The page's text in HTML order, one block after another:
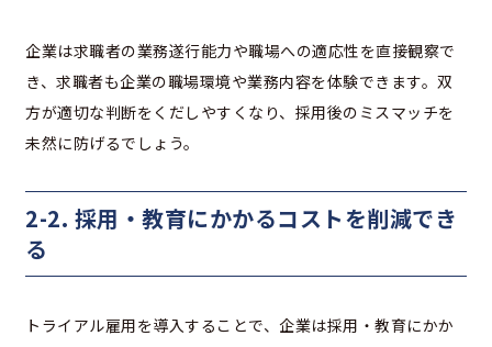
企業は求職者の業務遂行能力や職場への適応性を直接観察で
き、求職者も企業の職場環境や業務内容を体験できます。双
方が適切な判断をくだしやすくなり、採用後のミスマッチを
未然に防げるでしょう。
2-2. 採用・教育にかかるコストを削減でき
る
トライアル雇用を導入することで、企業は採用・教育にかか